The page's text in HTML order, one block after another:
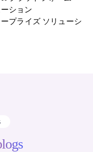
ション
プライズ ソリューシ